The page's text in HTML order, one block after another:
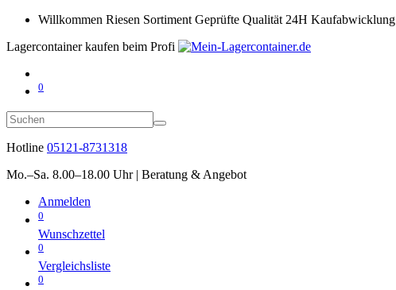
Willkommen Riesen Sortiment Geprüfte Qualität 24H Kaufabwicklung
Lagercontainer kaufen beim Profi
0
Hotline 05121-8731318
Mo.–Sa. 8.00–18.00 Uhr | Beratung & Angebot
Anmelden
0
Wunschzettel
0
Vergleichsliste
0